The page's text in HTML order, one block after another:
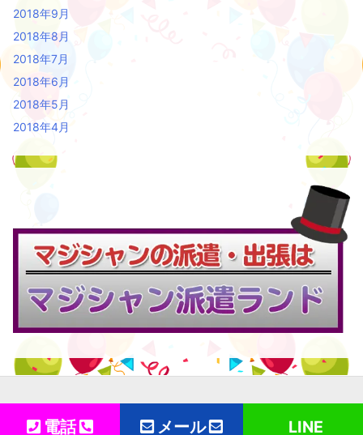
2018年9月
2018年8月
2018年7月
2018年6月
2018年5月
2018年4月
電話 メール LINE